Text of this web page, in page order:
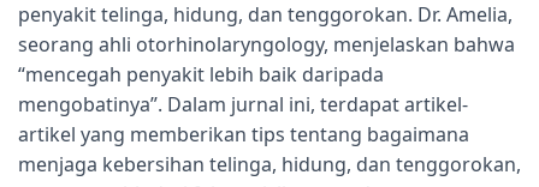
penyakit telinga, hidung, dan tenggorokan. Dr. Amelia,
seorang ahli otorhinolaryngology, menjelaskan bahwa
“mencegah penyakit lebih baik daripada
mengobatinya”. Dalam jurnal ini, terdapat artikel-
artikel yang memberikan tips tentang bagaimana
menjaga kebersihan telinga, hidung, dan tenggorokan,